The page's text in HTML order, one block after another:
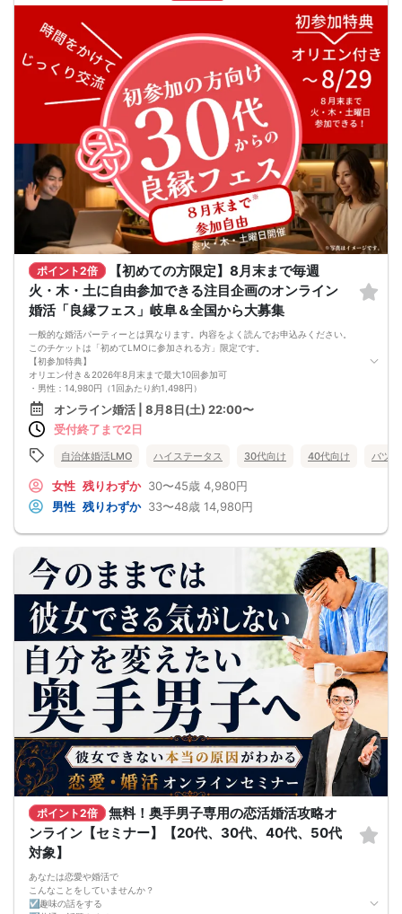
さらに、出会いの数を増やしても
気になる女性を目の前にすると、
「好印象に思われたい。嫌われたくない。」
という気持ちが強くなり、
どうしても当たり障りない会話してしまう。
その結果、彼女できるチャンスを
逃している奥手男子がめっちゃ多いからです。
でも、安心してください！
今年こそは彼女できて
一緒に美味しいものを食べに行ったり、
映画に行ったり、旅行に行けるように、
「奥手男子専用の恋愛婚活攻略」
を用意しています！
ぜひこの先を読み進めてみてください👇
※講師の急用以外はたとえ参加人数が1人でも
その人のために必ず実施します
※はじめてセミナーに参加する方も
ビデオオフでも参加OKにしているので
安心してください
ポイント2倍
【初めての方限定】8月末まで毎週
火・木・土に自由参加できる注目企画のオンライン
婚活「良縁フェス」岐阜＆全国から大募集
一般的な婚活パーティーとは異なります。内容をよく読んでお申込みください。
このチケットは「初めてLMOに参加される方」限定です。
【初参加特典】
オリエン付き＆2026年8月末まで最大10回参加可
・男性：14,980円（1回あたり約1,498円）
・女性：4,980円（1回あたり約498円）
LMO「良縁フェス」は、複数回の交流を通じて人柄や相性をじっくり確かめられ
るオンライン婚活イベントです。
いきたい方に向いています。
初参加オリエン（必須）：8月8日（土） 22:00〜22:30
交流1回目：同日 22:30〜24:00
交流2回目以降：8月11日（火）〜8月末の火・木・土 22:30〜24:00
＜お見合い申請期限＞
同期間に参加した異性の中から1名に申請できます。お相手が了承するとお見合い
が成立し、オンラインで約30分1対1で対話できます。
＜最低遂行人数＞
8月末までに最大10回の交流機会を設け、男女各10名以上の方と出会えるよう募
集・運営します。
＜新規募集対象＞
・女性：30〜45歳
・男性：33〜48歳かつ士業・公務員・正社員のいずれか
・男女共通：病気療養中の方は全快後にご参加ください。
＜おことわり＞
※開催案内（中止連絡含む）は初回開始15分前までにお送りします。
※全国から募集しています。日本国内在住で日本からオンライン参加できる方に限
ります（EEA等を含む海外からの利用不可）。
※新規募集の対象年齢はバランス調整のため変動する場合があります。
※自治体連携時やリピート参加される場合、参加条件が異なることがあります。
※イベント中の連絡先交換は禁止です（交換はお見合い成立後、運営を通じて行い
ます）。
オンライン婚活 | 8月8日(土) 22:00〜
受付終了まで2日
自治体婚活LMO ハイステータス 30代向け 40代向け バツ
女性 残りわずか 30〜45歳 4,980円
男性 残りわずか 33〜48歳 14,980円
ポイント2倍
無料！奥手男子専用の恋活婚活攻略オ
ンライン【セミナー】【20代、30代、40代、50代
対象】
あなたは恋愛や婚活で
こんなことをしていませんか？
☑趣味の話をする